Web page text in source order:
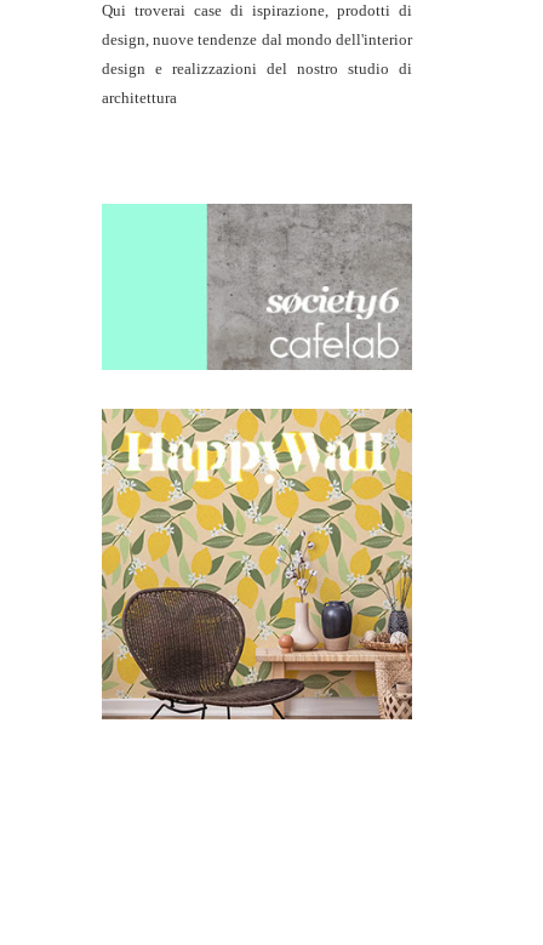
Qui troverai case di ispirazione, prodotti di
design, nuove tendenze dal mondo dell'interior
design e realizzazioni del nostro studio di
architettura